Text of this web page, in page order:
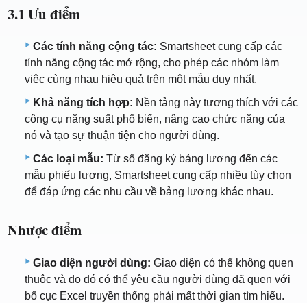
3.1 Ưu điểm
Các tính năng cộng tác: Smartsheet cung cấp các
tính năng cộng tác mở rộng, cho phép các nhóm làm
việc cùng nhau hiệu quả trên một mẫu duy nhất.
Khả năng tích hợp: Nền tảng này tương thích với các
công cụ năng suất phổ biến, nâng cao chức năng của
nó và tạo sự thuận tiện cho người dùng.
Các loại mẫu: Từ sổ đăng ký bảng lương đến các
mẫu phiếu lương, Smartsheet cung cấp nhiều tùy chọn
để đáp ứng các nhu cầu về bảng lương khác nhau.
Nhược điểm
Giao diện người dùng: Giao diện có thể không quen
thuộc và do đó có thể yêu cầu người dùng đã quen với
bố cục Excel truyền thống phải mất thời gian tìm hiểu.